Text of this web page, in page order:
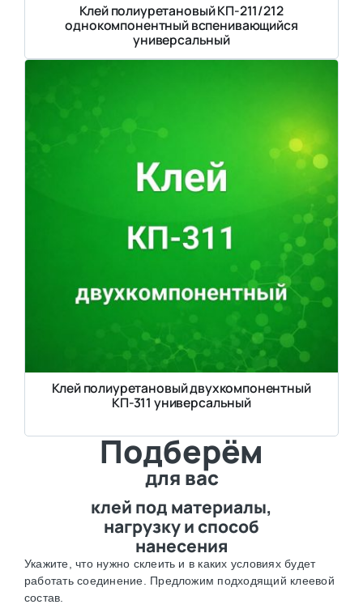
Клей полиуретановый КП-211/212
однокомпонентный вспенивающийся
универсальный
Клей полиуретановый двухкомпонентный
КП-311 универсальный
Подберём
для вас
клей под материалы,
нагрузку и способ
нанесения
Укажите, что нужно склеить и в каких условиях будет
работать соединение. Предложим подходящий клеевой
состав.